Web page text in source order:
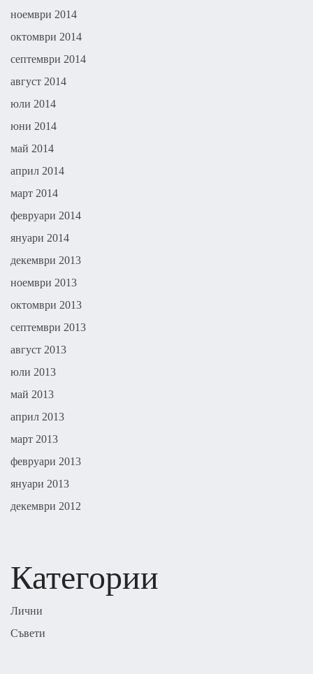
ноември 2014
октомври 2014
септември 2014
август 2014
юли 2014
юни 2014
май 2014
април 2014
март 2014
февруари 2014
януари 2014
декември 2013
ноември 2013
октомври 2013
септември 2013
август 2013
юли 2013
май 2013
април 2013
март 2013
февруари 2013
януари 2013
декември 2012
Категории
Лични
Съвети